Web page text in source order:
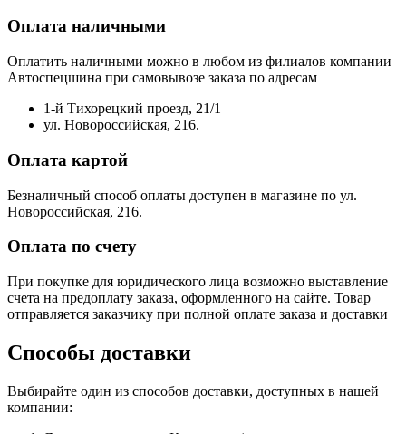
Оплата наличными
Оплатить наличными можно в любом из филиалов компании
Автоспецшина при самовывозе заказа по адресам
1-й Тихорецкий проезд, 21/1
ул. Новороссийская, 216.
Оплата картой
Безналичный способ оплаты доступен в магазине по ул.
Новороссийская, 216.
Оплата по счету
При покупке для юридического лица возможно выставление
счета на предоплату заказа, оформленного на сайте. Товар
отправляется заказчику при полной оплате заказа и доставки
Способы доставки
Выбирайте один из способов доставки, доступных в нашей
компании: